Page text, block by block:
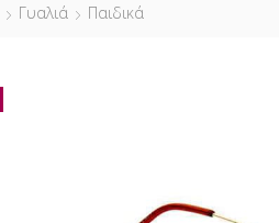
Γυαλιά Παιδικά